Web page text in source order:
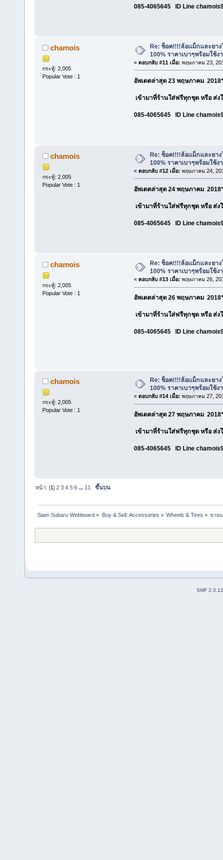
085-4065645 ID Line
chamois
กระทู้: 2,005
Popular Vote : 1
Re: ช็อค!!!!ล้อเเม็กและยา
100% ราคาเบาๆพร้อมใช้ง
« ตอบกลับ #11 เมื่อ: พฤษภาคม 23,
อัพเดตล่าสุด 23 พฤษภาคม
เข้ามาที่ร้านใส่ฟรีทุกชุด หรือ ส่
085-4065645 ID Line
chamois
กระทู้: 2,005
Popular Vote : 1
Re: ช็อค!!!!ล้อเเม็กและยา
100% ราคาเบาๆพร้อมใช้ง
« ตอบกลับ #12 เมื่อ: พฤษภาคม 24,
อัพเดตล่าสุด 24 พฤษภาคม
เข้ามาที่ร้านใส่ฟรีทุกชุด หรือ ส่
085-4065645 ID Line
chamois
กระทู้: 2,005
Popular Vote : 1
Re: ช็อค!!!!ล้อเเม็กและยา
100% ราคาเบาๆพร้อมใช้ง
« ตอบกลับ #13 เมื่อ: พฤษภาคม 26,
อัพเดตล่าสุด 26 พฤษภาคม
เข้ามาที่ร้านใส่ฟรีทุกชุด หรือ ส่
085-4065645 ID Line
chamois
กระทู้: 2,005
Popular Vote : 1
Re: ช็อค!!!!ล้อเเม็กและยา
100% ราคาเบาๆพร้อมใช้ง
« ตอบกลับ #14 เมื่อ: พฤษภาคม 27,
อัพเดตล่าสุด 27 พฤษภาคม
เข้ามาที่ร้านใส่ฟรีทุกชุด หรือ ส่
085-4065645 ID Line
หน้า: [1]2 3 4 5 6 ...11 ขึ้นบน
Siam Subaru Webboard » Buy & Sell: Accessories » Wheels & Tires » ขาย
SMF 2.0.12